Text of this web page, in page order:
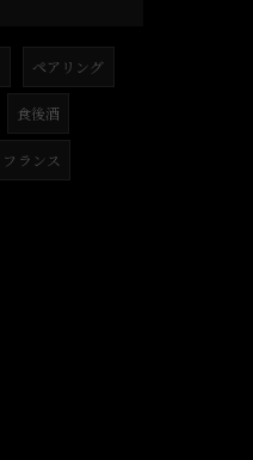
ペアリング
食後酒
フランス